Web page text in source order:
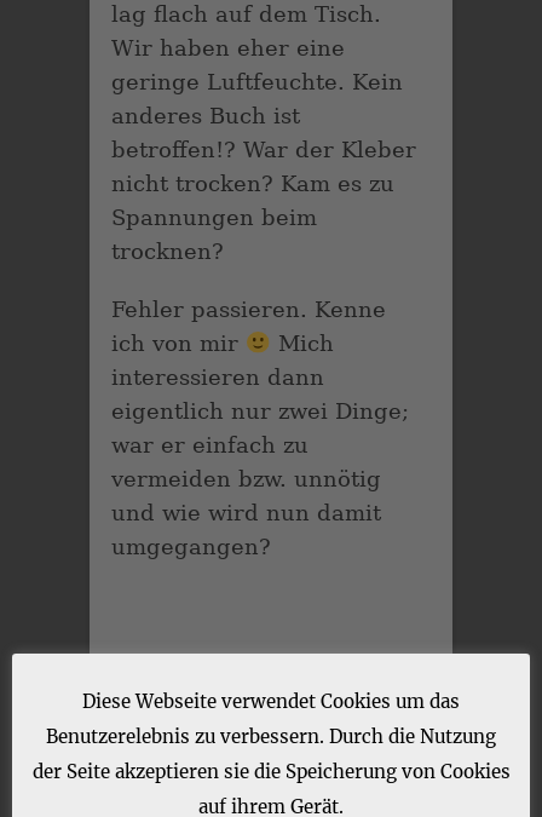
lag flach auf dem Tisch.
Wir haben eher eine
geringe Luftfeuchte. Kein
anderes Buch ist
betroffen!? War der Kleber
nicht trocken? Kam es zu
Spannungen beim
trocknen?
Fehler passieren. Kenne
ich von mir
Mich
interessieren dann
eigentlich nur zwei Dinge;
war er einfach zu
vermeiden bzw. unnötig
und wie wird nun damit
umgegangen?
Diese Webseite verwendet Cookies um das
Benutzerelebnis zu verbessern. Durch die Nutzung
der Seite akzeptieren sie die Speicherung von Cookies
auf ihrem Gerät.